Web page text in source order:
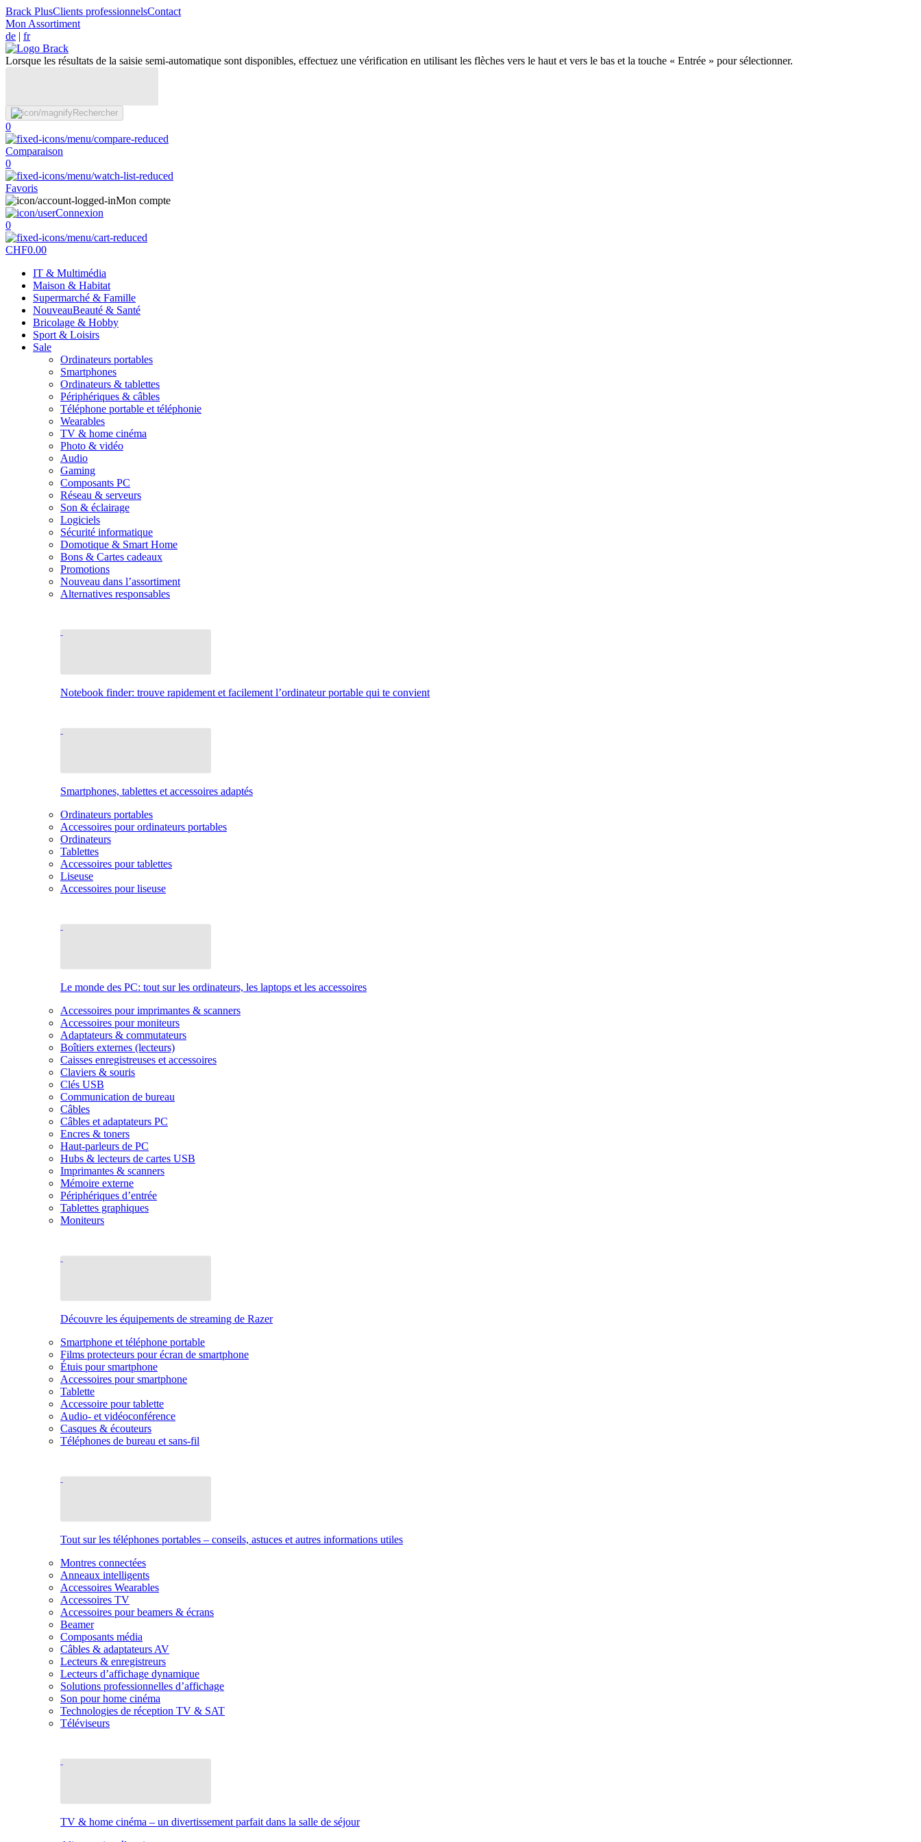
Brack PlusClients professionnelsContact
Mon Assortiment
de | fr
Lorsque les résultats de la saisie semi-automatique sont disponibles, effectuez une vérification en utilisant les flèches vers le haut et vers le bas et la touche « Entrée » pour sélectionner.
Rechercher
0
Comparaison
0
Favoris
Mon compte
Connexion
0
CHF0.00
IT & Multimédia
Maison & Habitat
Supermarché & Famille
NouveauBeauté & Santé
Bricolage & Hobby
Sport & Loisirs
Sale
Ordinateurs portables
Smartphones
Ordinateurs & tablettes
Périphériques & câbles
Téléphone portable et téléphonie
Wearables
TV & home cinéma
Photo & vidéo
Audio
Gaming
Composants PC
Réseau & serveurs
Son & éclairage
Logiciels
Sécurité informatique
Domotique & Smart Home
Bons & Cartes cadeaux
Promotions
Nouveau dans l’assortiment
Alternatives responsables
Notebook finder: trouve rapidement et facilement l’ordinateur portable qui te convient
Smartphones, tablettes et accessoires adaptés
Ordinateurs portables
Accessoires pour ordinateurs portables
Ordinateurs
Tablettes
Accessoires pour tablettes
Liseuse
Accessoires pour liseuse
Le monde des PC: tout sur les ordinateurs, les laptops et les accessoires
Accessoires pour imprimantes & scanners
Accessoires pour moniteurs
Adaptateurs & commutateurs
Boîtiers externes (lecteurs)
Caisses enregistreuses et accessoires
Claviers & souris
Clés USB
Communication de bureau
Câbles
Câbles et adaptateurs PC
Encres & toners
Haut-parleurs de PC
Hubs & lecteurs de cartes USB
Imprimantes & scanners
Mémoire externe
Périphériques d’entrée
Tablettes graphiques
Moniteurs
Découvre les équipements de streaming de Razer
Smartphone et téléphone portable
Films protecteurs pour écran de smartphone
Étuis pour smartphone
Accessoires pour smartphone
Tablette
Accessoire pour tablette
Audio- et vidéoconférence
Casques & écouteurs
Téléphones de bureau et sans-fil
Tout sur les téléphones portables – conseils, astuces et autres informations utiles
Montres connectées
Anneaux intelligents
Accessoires Wearables
Accessoires TV
Accessoires pour beamers & écrans
Beamer
Composants média
Câbles & adaptateurs AV
Lecteurs & enregistreurs
Lecteurs d’affichage dynamique
Solutions professionnelles d’affichage
Son pour home cinéma
Technologies de réception TV & SAT
Téléviseurs
TV & home cinéma – un divertissement parfait dans la salle de séjour